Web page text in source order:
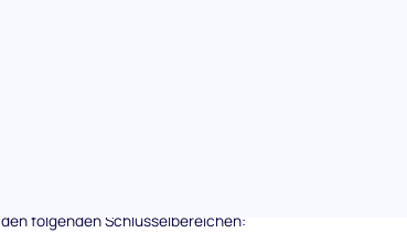
den folgenden Schlüsselbereichen: